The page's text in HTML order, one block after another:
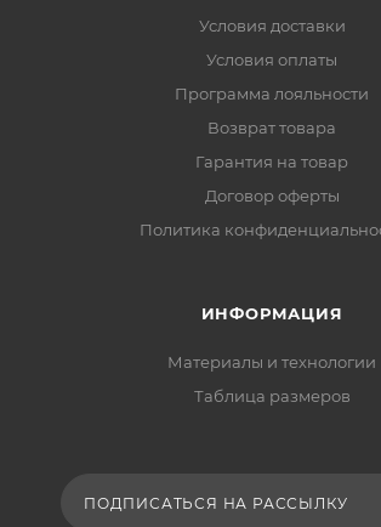
Условия доставки
Условия оплаты
Программа лояльности
Возврат товара
Гарантия на товар
Договор оферты
Политика
ИНФОРМАЦИЯ
Материалы и технологии
Таблица размеров
ПОДПИСАТЬСЯ НА РАССЫЛКУ